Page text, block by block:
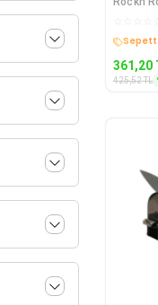
Kargo
361,20
425,52TL